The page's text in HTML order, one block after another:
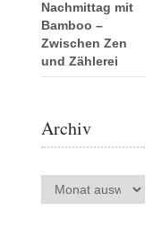
Nachmittag mit
Bamboo –
Zwischen Zen
und Zählerei
Archiv
Archiv